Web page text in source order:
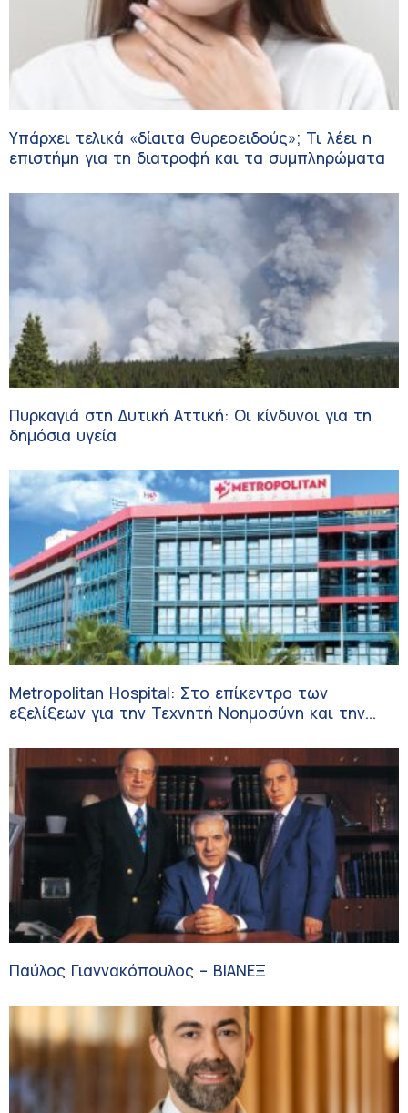
Υπάρχει τελικά «δίαιτα θυρεοειδούς»; Τι λέει η
επιστήμη για τη διατροφή και τα συμπληρώματα
Πυρκαγιά στη Δυτική Αττική: Οι κίνδυνοι για τη
δημόσια υγεία
Metropolitan Hospital: Στο επίκεντρο των
εξελίξεων για την Τεχνητή Νοημοσύνη και την
Παύλος Γιαννακόπουλος – ΒΙΑΝΕΞ